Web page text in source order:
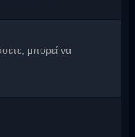
μπορεί να